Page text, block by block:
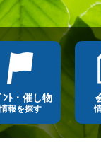
ﾝﾄ・催し物
報を探す